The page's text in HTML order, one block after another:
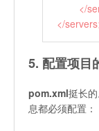
</
</servers
5. 配置项目
pom.xml挺长
息都必须配置：